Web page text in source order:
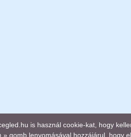
is használ cookie-kat, hogy
» gomb lenyomásával hozzájárul, hogy